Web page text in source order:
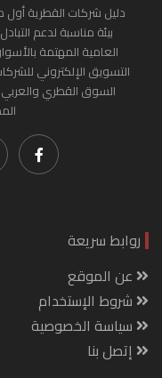
دليل شركات القطرية
بيئة مناسبة لدعم
العامية المهتمة
التسويق الإلكتروني
السوق القطري
روابط سريعة
عن الموقع
شروط الإستخدام
سياسة الخصوصية
إتصل بنا